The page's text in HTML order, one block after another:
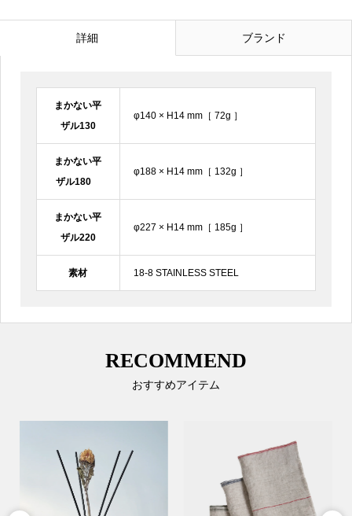
詳細 ブランド
まかない平
ザル130
φ140 × H14 mm［ 72g ］
まかない平
ザル180
φ188 × H14 mm［ 132g ］
まかない平
ザル220
φ227 × H14 mm［ 185g ］
素材 18-8 STAINLESS STEEL
RECOMMEND
おすすめアイテム